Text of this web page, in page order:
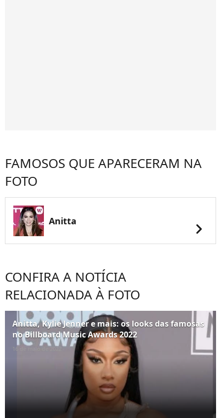
FAMOSOS QUE APARECERAM NA
FOTO
Anitta chevron_right
CONFIRA A NOTÍCIA
RELACIONADA À FOTO
Anitta, Kylie Jenner e mais: os looks das famosas
no Billboard Music Awards 2022
16 de maio de 2022